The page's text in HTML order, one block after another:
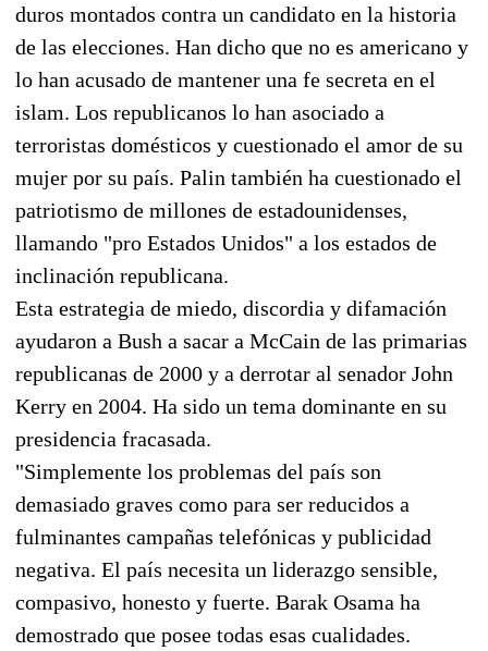
duros montados contra un candidato en la historia
de las elecciones. Han dicho que no es americano y
lo han acusado de mantener una fe secreta en el
islam. Los republicanos lo han asociado a
terroristas domésticos y cuestionado el amor de su
mujer por su país. Palin también ha cuestionado el
patriotismo de millones de estadounidenses,
llamando "pro Estados Unidos" a los estados de
inclinación republicana.
Esta estrategia de miedo, discordia y difamación
ayudaron a Bush a sacar a McCain de las primarias
republicanas de 2000 y a derrotar al senador John
Kerry en 2004. Ha sido un tema dominante en su
presidencia fracasada.
"Simplemente los problemas del país son
demasiado graves como para ser reducidos a
fulminantes campañas telefónicas y publicidad
negativa. El país necesita un liderazgo sensible,
compasivo, honesto y fuerte. Barak Osama ha
demostrado que posee todas esas cualidades.